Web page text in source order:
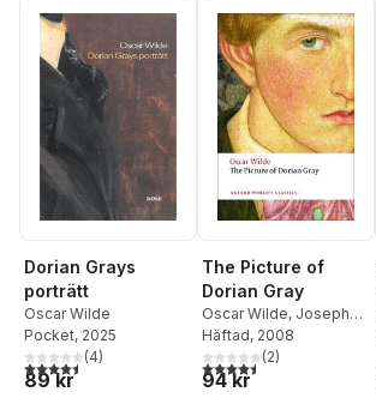
Dorian Grays
porträtt
Oscar Wilde
Pocket, 2025
4,5utav 5 stjärnor. Totalt antal röster:
(4)
89 kr
The Picture of
Dorian Gray
Oscar Wilde, Joseph
Bristow
Häftad, 2008
4,5utav 5 stjärnor. Totalt
(2)
94 kr